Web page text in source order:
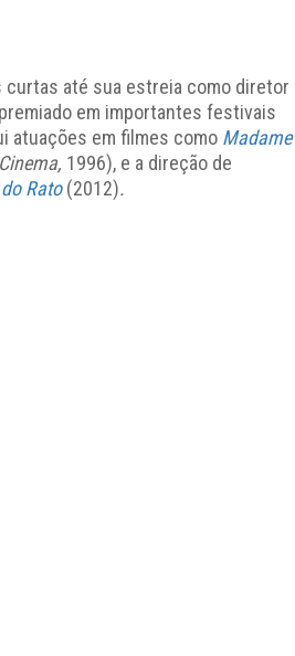
curtas até sua estreia como diretor
em importantes festivais
atuações em filmes como Madame
1996), e a direção de
Rato (2012).